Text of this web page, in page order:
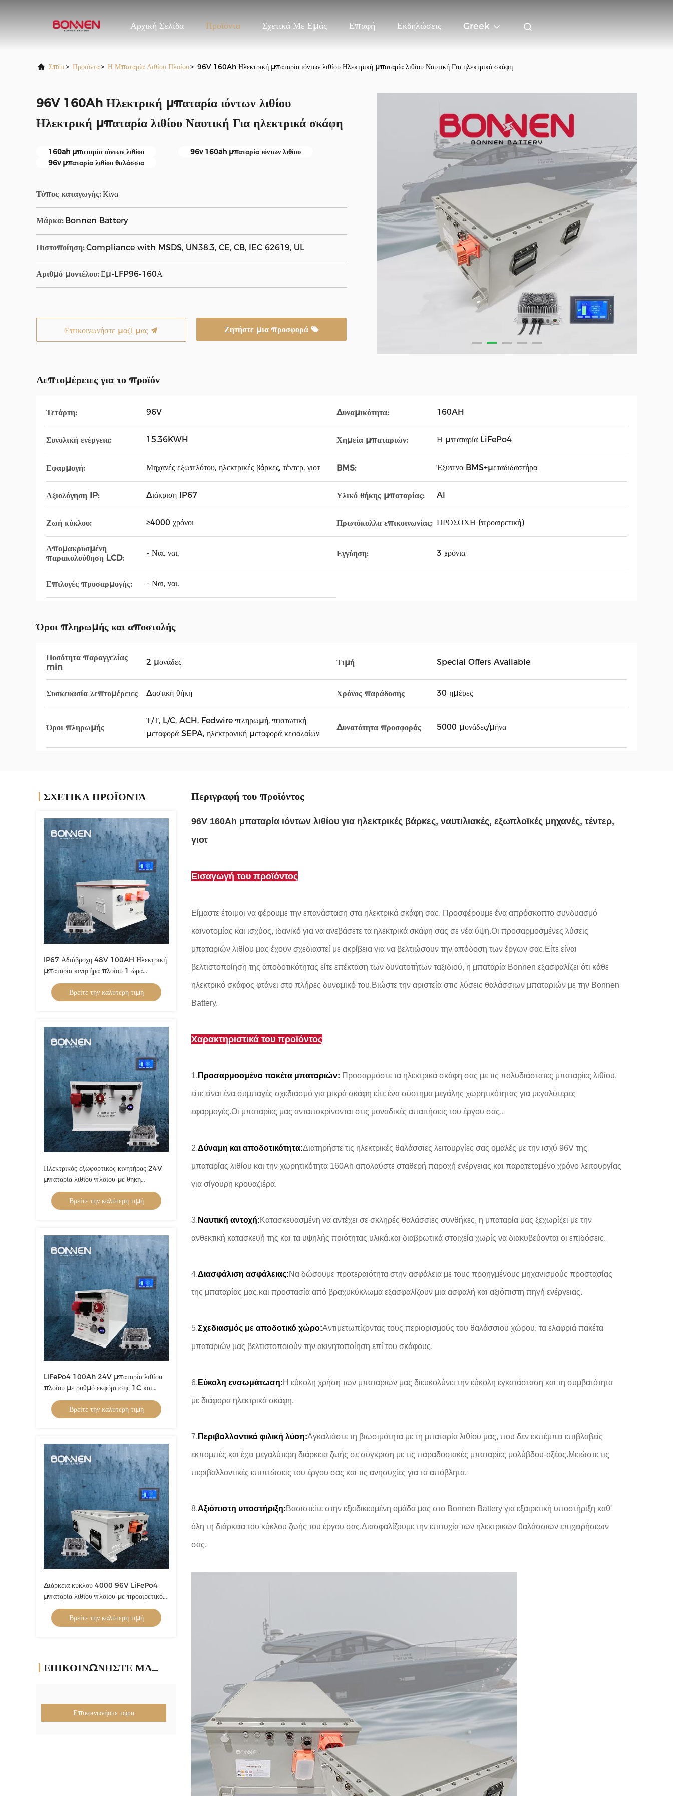
Αρχική Σελίδα Προϊόντα Σχετικά Με Εμάς Επαφή Εκδηλώσεις Greek
Σπίτι> Προϊόντα> Η Μπαταρία Λιθίου Πλοίου> 96V 160Ah Ηλεκτρική μπαταρία ιόντων λιθίου Ηλεκτρική μπαταρία λιθίου Ναυτική Για ηλεκτρικά σκάφη
96V 160Ah Ηλεκτρική μπαταρία ιόντων λιθίου
Ηλεκτρική μπαταρία λιθίου Ναυτική Για ηλεκτρικά σκάφη
160ah μπαταρία ιόντων λιθίου
96v 160ah μπαταρία ιόντων λιθίου
96v μπαταρία λιθίου θαλάσσια
Τόπος καταγωγής: Κίνα
Μάρκα: Bonnen Battery
Πιστοποίηση: Compliance with MSDS, UN38.3, CE, CB, IEC 62619, UL
Αριθμό μοντέλου: Εμ-LFP96-160Α
Επικοινωνήστε μαζί μας Ζητήστε μια προσφορά
Λεπτομέρειες για το προϊόν
Τετάρτη: 96V Δυναμικότητα: 160AH
Συνολική ενέργεια: 15.36KWH Χημεία μπαταριών: Η μπαταρία LiFePo4
Εφαρμογή: Μηχανές εξωπλότου, ηλεκτρικές βάρκες, τέντερ, γιοτ BMS: Έξυπνο BMS+μεταδιδαστήρα
Αξιολόγηση IP: Διάκριση IP67 Υλικό θήκης μπαταρίας: Al
Ζωή κύκλου: ≥4000 χρόνοι Πρωτόκολλα επικοινωνίας: ΠΡΟΣΟΧΗ (προαιρετική)
Απομακρυσμένη
παρακολούθηση LCD:
- Ναι, ναι. Εγγύηση: 3 χρόνια
Επιλογές προσαρμογής: - Ναι, ναι.
Όροι πληρωμής και αποστολής
Ποσότητα παραγγελίας
min
2 μονάδες Τιμή Special Offers Available
Συσκευασία λεπτομέρειες Δαστική θήκη Χρόνος παράδοσης 30 ημέρες
Όροι πληρωμής
Τ/Τ, L/C, ACH, Fedwire πληρωμή, πιστωτική
μεταφορά SEPA, ηλεκτρονική μεταφορά κεφαλαίων
Δυνατότητα προσφοράς 5000 μονάδες/μήνα
ΣΧΕΤΙΚΑ ΠΡΟΪΟΝΤΑ
IP67 Αδιάβροχη 48V 100AH Ηλεκτρική
μπαταρία κινητήρα πλοίου 1 ώρα
φόρτισης
Βρείτε την καλύτερη τιμή
Ηλεκτρικός εξωφορτικός κινητήρας 24V
μπαταρία λιθίου πλοίου με θήκη
μπαταρίας AL και κύτταρο LiFePo4
Βρείτε την καλύτερη τιμή
LiFePo4 100Ah 24V μπαταρία λιθίου
πλοίου με ρυθμό εκφόρτισης 1C και
επιλογές προσαρμογής
Βρείτε την καλύτερη τιμή
Διάρκεια κύκλου 4000 96V LiFePo4
μπαταρία λιθίου πλοίου με προαιρετικό
Bluetooth και κινητή APP
Βρείτε την καλύτερη τιμή
ΕΠΙΚΟΙΝΩΝΉΣΤΕ ΜΑΖΊ ΜΑΣ
Επικοινωνήστε τώρα
Περιγραφή του προϊόντος
96V 160Ah μπαταρία ιόντων λιθίου για ηλεκτρικές βάρκες, ναυτιλιακές, εξωπλοϊκές μηχανές, τέντερ,
γιοτ
Εισαγωγή του προϊόντος
Είμαστε έτοιμοι να φέρουμε την επανάσταση στα ηλεκτρικά σκάφη σας. Προσφέρουμε ένα απρόσκοπτο συνδυασμό
καινοτομίας και ισχύος, ιδανικό για να ανεβάσετε τα ηλεκτρικά σκάφη σας σε νέα ύψη.Οι προσαρμοσμένες λύσεις
μπαταριών λιθίου μας έχουν σχεδιαστεί με ακρίβεια για να βελτιώσουν την απόδοση των έργων σας.Είτε είναι
βελτιστοποίηση της αποδοτικότητας είτε επέκταση των δυνατοτήτων ταξιδιού, η μπαταρία Bonnen εξασφαλίζει ότι κάθε
ηλεκτρικό σκάφος φτάνει στο πλήρες δυναμικό του.Βιώστε την αριστεία στις λύσεις θαλάσσιων μπαταριών με την Bonnen
Battery.
Χαρακτηριστικά του προϊόντος
1. Προσαρμοσμένα πακέτα μπαταριών: Προσαρμόστε τα ηλεκτρικά σκάφη σας με τις πολυδιάστατες μπαταρίες λιθίου,
είτε είναι ένα συμπαγές σχεδιασμό για μικρά σκάφη είτε ένα σύστημα μεγάλης χωρητικότητας για μεγαλύτερες
εφαρμογές.Οι μπαταρίες μας ανταποκρίνονται στις μοναδικές απαιτήσεις του έργου σας..
2.Δύναμη και αποδοτικότητα:Διατηρήστε τις ηλεκτρικές θαλάσσιες λειτουργίες σας ομαλές με την ισχύ 96V της
μπαταρίας λιθίου και την χωρητικότητα 160Ah απολαύστε σταθερή παροχή ενέργειας και παρατεταμένο χρόνο λειτουργίας
για σίγουρη κρουαζιέρα.
3. Ναυτική αντοχή:Κατασκευασμένη να αντέχει σε σκληρές θαλάσσιες συνθήκες, η μπαταρία μας ξεχωρίζει με την
ανθεκτική κατασκευή της και τα υψηλής ποιότητας υλικά.και διαβρωτικά στοιχεία χωρίς να διακυβεύονται οι επιδόσεις.
4.Διασφάλιση ασφάλειας:Να δώσουμε προτεραιότητα στην ασφάλεια με τους προηγμένους μηχανισμούς προστασίας
της μπαταρίας μας.και προστασία από βραχυκύκλωμα εξασφαλίζουν μια ασφαλή και αξιόπιστη πηγή ενέργειας.
5.Σχεδιασμός με αποδοτικό χώρο:Αντιμετωπίζοντας τους περιορισμούς του θαλάσσιου χώρου, τα ελαφριά πακέτα
μπαταριών μας βελτιστοποιούν την ακινητοποίηση επί του σκάφους.
6. Εύκολη ενσωμάτωση:Η εύκολη χρήση των μπαταριών μας διευκολύνει την εύκολη εγκατάσταση και τη συμβατότητα
με διάφορα ηλεκτρικά σκάφη.
7. Περιβαλλοντικά φιλική λύση:Αγκαλιάστε τη βιωσιμότητα με τη μπαταρία λιθίου μας, που δεν εκπέμπει επιβλαβείς
εκπομπές και έχει μεγαλύτερη διάρκεια ζωής σε σύγκριση με τις παραδοσιακές μπαταρίες μολύβδου-οξέος.Μειώστε τις
περιβαλλοντικές επιπτώσεις του έργου σας και τις ανησυχίες για τα απόβλητα.
8.Αξιόπιστη υποστήριξη:Βασιστείτε στην εξειδικευμένη ομάδα μας στο Bonnen Battery για εξαιρετική υποστήριξη καθ'
όλη τη διάρκεια του κύκλου ζωής του έργου σας.Διασφαλίζουμε την επιτυχία των ηλεκτρικών θαλάσσιων επιχειρήσεων
σας.